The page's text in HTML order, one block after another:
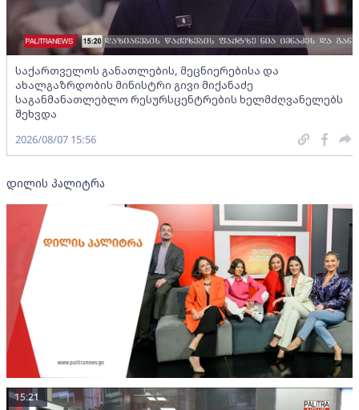
საქართველოს განათლების, მეცნიერებისა და
ახალგაზრდობის მინისტრი გივი მიქანაძე
საგანმანათლებლო რესურსცენტრების ხელმძღვანელებს
შეხვდა
2026/08/07 15:56
დილის პალიტრა
15:21